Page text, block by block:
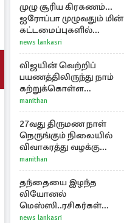
முழு சூரிய கிரகணம்...
ஐரோப்பா முழுவதும் மின்
கட்டமைப்புகளில்
அழுத்தம் ஏற்படலாம்
news lankasri
விஜயின் வெற்றிப்
பயணத்திலிருந்து நாம்
கற்றுக்கொள்ள
வேண்டிய முக்கிய 3
விடயங்கள்!
manithan
27வது திருமண நாள்
நெருங்கும் நிலையில்
விவாகரத்து வழக்கு
வாபஸ்! விஜய்யுடன்
மீண்டும் இணைவாரா?
manithan
தந்தையை இழந்த
லியோனல்
மெஸ்ஸி..ரசிகர்கள்
இரங்கல்
news lankasri